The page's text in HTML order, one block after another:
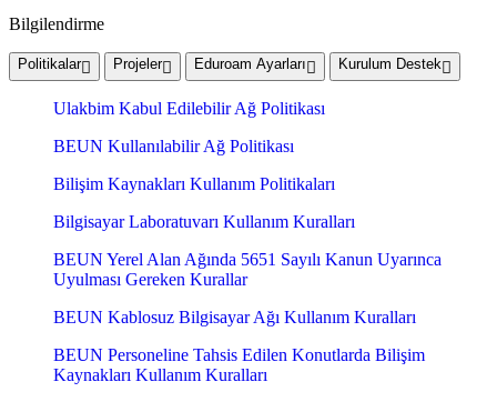
Bilgilendirme
Politikalar Projeler Eduroam Ayarları Kurulum Destek
Ulakbim Kabul Edilebilir Ağ Politikası
BEUN Kullanılabilir Ağ Politikası
Bilişim Kaynakları Kullanım Politikaları
Bilgisayar Laboratuvarı Kullanım Kuralları
BEUN Yerel Alan Ağında 5651 Sayılı Kanun Uyarınca
Uyulması Gereken Kurallar
BEUN Kablosuz Bilgisayar Ağı Kullanım Kuralları
BEUN Personeline Tahsis Edilen Konutlarda Bilişim
Kaynakları Kullanım Kuralları